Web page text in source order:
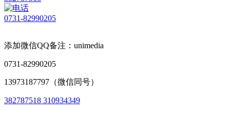
0731-82990205
添加微信QQ备注：unimedia
0731-82990205
13973187797（微信同号）
382787518 310934349